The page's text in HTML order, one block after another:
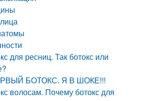
для ресниц. Так ботокс или
БОТОКС. Я В ШОКЕ!!!
волосам. Почему ботокс для